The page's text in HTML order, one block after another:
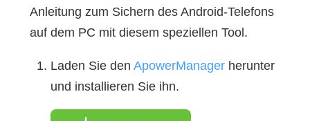
Anleitung zum Sichern des Android-Telefons
auf dem PC mit diesem speziellen Tool.
Laden Sie den ApowerManagerherunter
und installieren Sie ihn.